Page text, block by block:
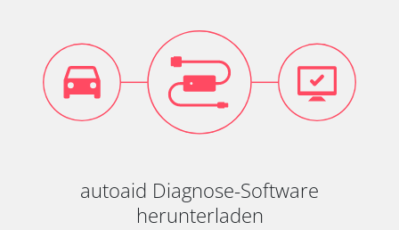
autoaid Diagnose-Software
herunterladen